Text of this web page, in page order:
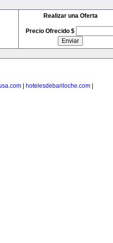
Realizar una Oferta
Precio Ofrecido $
hotelesdebariloche.com